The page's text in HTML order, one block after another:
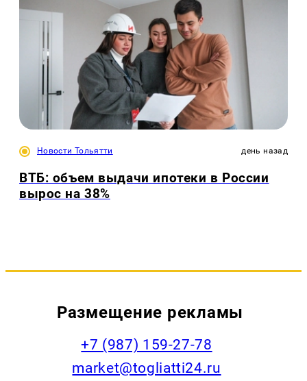
Новости Тольятти день назад
ВТБ: объем выдачи ипотеки в России
вырос на 38%
Размещение рекламы
+7 (987) 159-27-78
market@togliatti24.ru